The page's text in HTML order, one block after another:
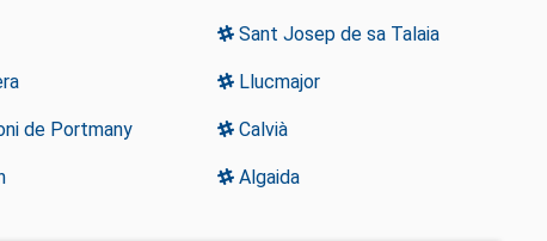
Sant Josep de sa Talaia
Llucmajor
de Portmany Calvià
Algaida